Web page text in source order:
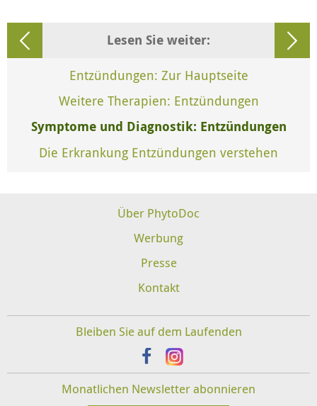
Lesen Sie weiter:
Entzündungen: Zur Hauptseite
Weitere Therapien: Entzündungen
Symptome und Diagnostik: Entzündungen
Die Erkrankung Entzündungen verstehen
Über PhytoDoc
Werbung
Presse
Kontakt
Bleiben Sie auf dem Laufenden
Monatlichen Newsletter abonnieren